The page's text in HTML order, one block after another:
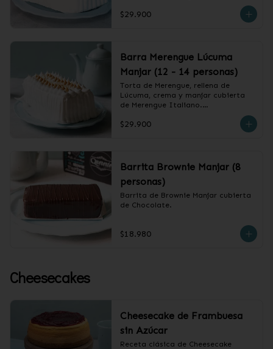
❄️ Producto Congelado
$29.900
Barra Merengue Lúcuma
Manjar (12 - 14 personas)
Torta de Merengue, rellena de
Lúcuma, crema y manjar cubierta
de Merengue Italiano.
❄️ Producto Congelado
$29.900
Barrita Brownie Manjar (8
personas)
Barrita de Brownie Manjar cubierta
de Chocolate.
$18.980
Cheesecakes
Cheesecake de Frambuesa
sin Azúcar
Receta clásica de Cheesecake